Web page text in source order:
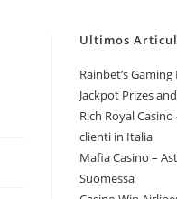
Ultimos
Rainbet’s
Jackpot Prizes
Rich Royal
clienti in Italia
Mafia Casino –
Suomessa